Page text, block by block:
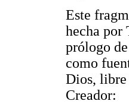
Este
hecha por
prólogo
como
Dios, libre
Creador: